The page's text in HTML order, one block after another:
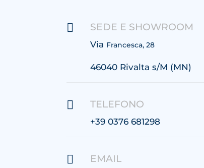
 SEDE E SHOWROOM
Via Francesca, 28
46040 Rivalta s/M (MN)
 TELEFONO
+39 0376 681298
 EMAIL